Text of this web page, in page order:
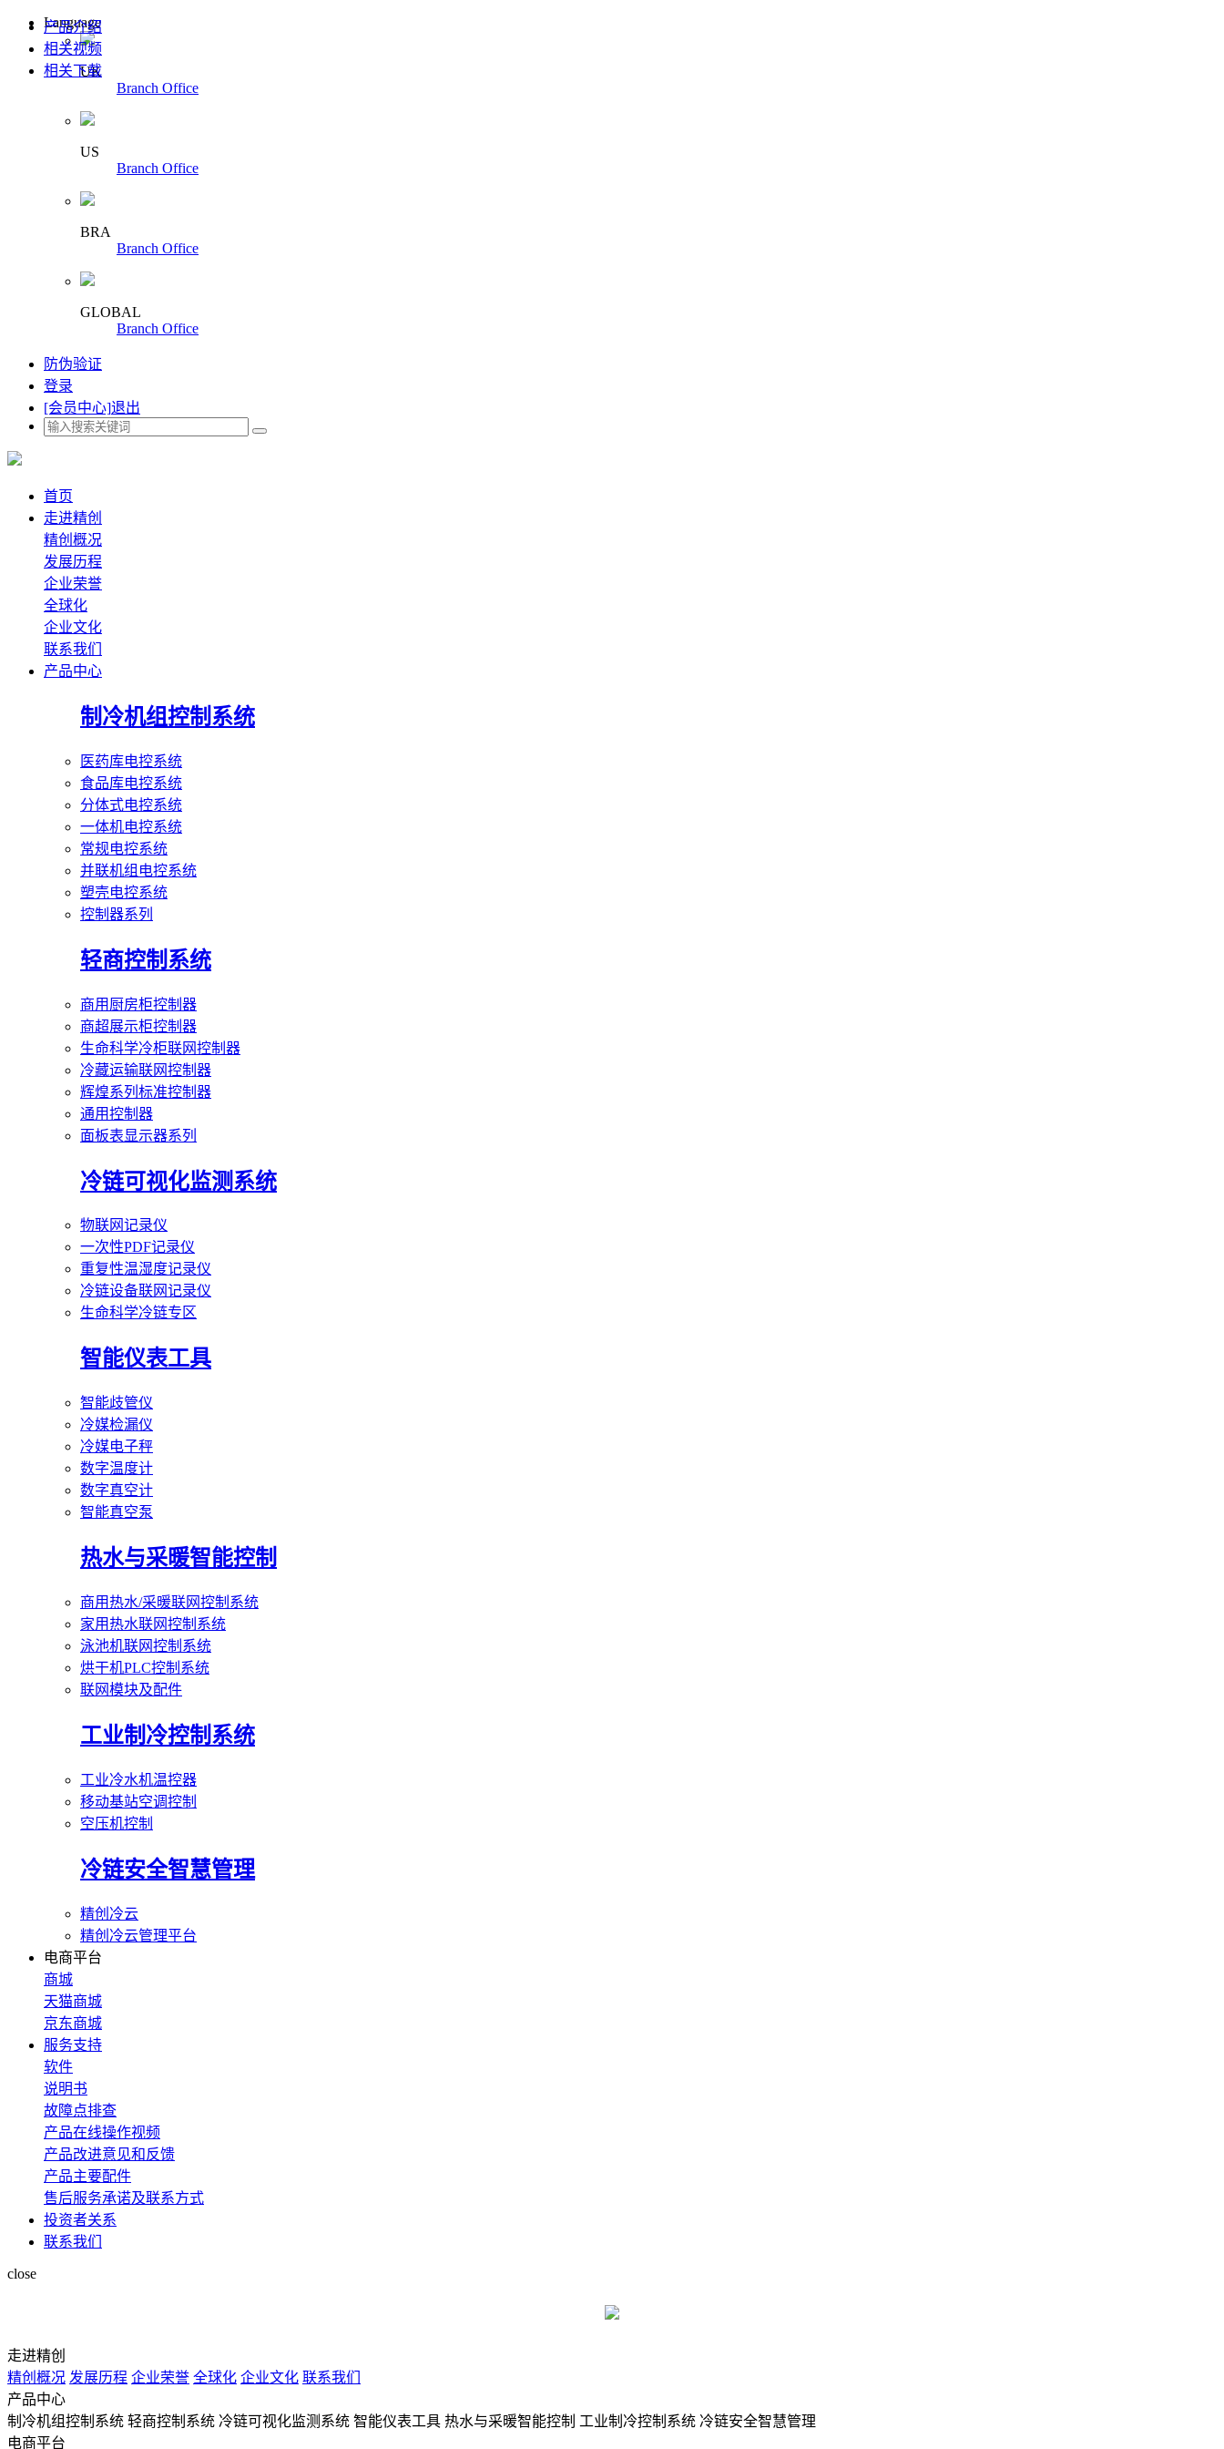
Language
UK
Branch Office
US
Branch Office
BRA
Branch Office
GLOBAL
Branch Office
防伪验证
登录
[会员中心]退出
首页
走进精创
精创概况
发展历程
企业荣誉
全球化
企业文化
联系我们
产品中心
制冷机组控制系统
医药库电控系统
食品库电控系统
分体式电控系统
一体机电控系统
常规电控系统
并联机组电控系统
塑壳电控系统
控制器系列
轻商控制系统
商用厨房柜控制器
商超展示柜控制器
生命科学冷柜联网控制器
冷藏运输联网控制器
辉煌系列标准控制器
通用控制器
面板表显示器系列
冷链可视化监测系统
物联网记录仪
一次性PDF记录仪
重复性温湿度记录仪
冷链设备联网记录仪
生命科学冷链专区
智能仪表工具
智能歧管仪
冷媒检漏仪
冷媒电子秤
数字温度计
数字真空计
智能真空泵
热水与采暖智能控制
商用热水/采暖联网控制系统
家用热水联网控制系统
泳池机联网控制系统
烘干机PLC控制系统
联网模块及配件
工业制冷控制系统
工业冷水机温控器
移动基站空调控制
空压机控制
冷链安全智慧管理
精创冷云
精创冷云管理平台
电商平台
商城
天猫商城
京东商城
服务支持
软件
说明书
故障点排查
产品在线操作视频
产品改进意见和反馈
产品主要配件
售后服务承诺及联系方式
投资者关系
联系我们
close
走进精创
精创概况 发展历程 企业荣誉 全球化 企业文化 联系我们
产品中心
制冷机组控制系统 轻商控制系统 冷链可视化监测系统 智能仪表工具 热水与采暖智能控制 工业制冷控制系统 冷链安全智慧管理
电商平台
产品介绍
相关视频
相关下载